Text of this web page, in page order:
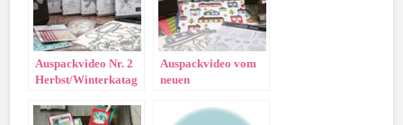
Auspackvideo Nr. 2
Herbst/Winterkatag
Auspackvideo vom
neuen
2020!